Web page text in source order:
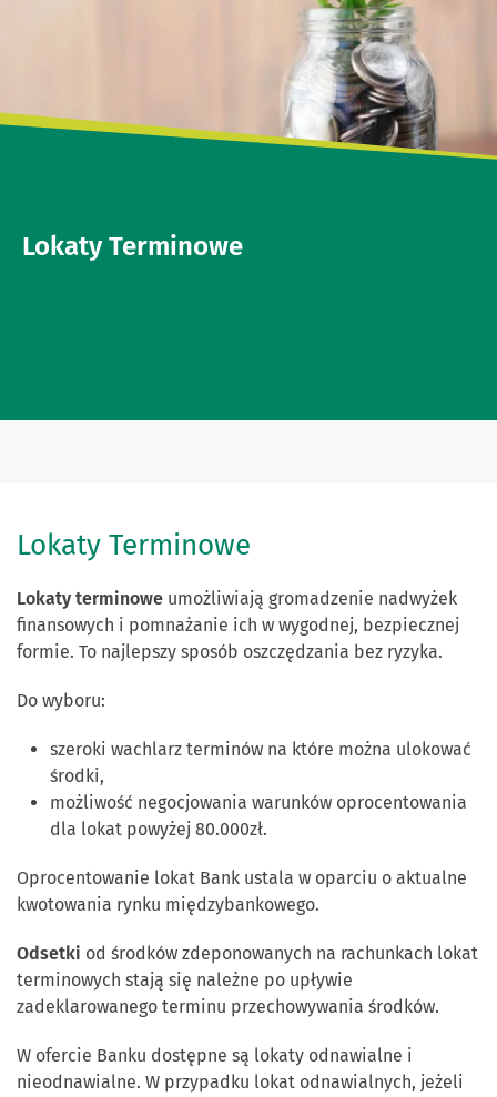
Lokaty Terminowe
Lokaty Terminowe
Lokaty terminowe umożliwiają gromadzenie nadwyżek
finansowych i pomnażanie ich w wygodnej, bezpiecznej
formie. To najlepszy sposób oszczędzania bez ryzyka.
Do wyboru:
szeroki wachlarz terminów na które można ulokować
środki,
możliwość negocjowania warunków oprocentowania
dla lokat powyżej 80.000zł.
Oprocentowanie lokat Bank ustala w oparciu o aktualne
kwotowania rynku międzybankowego.
Odsetki od środków zdeponowanych na rachunkach lokat
terminowych stają się należne po upływie
zadeklarowanego terminu przechowywania środków.
W ofercie Banku dostępne są lokaty odnawialne i
nieodnawialne. W przypadku lokat odnawialnych, jeżeli